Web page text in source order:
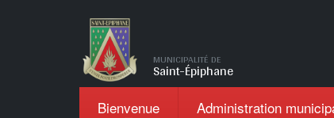
MUNICIPALITÉ DE
Saint-Épiphane
Bienvenue Administration